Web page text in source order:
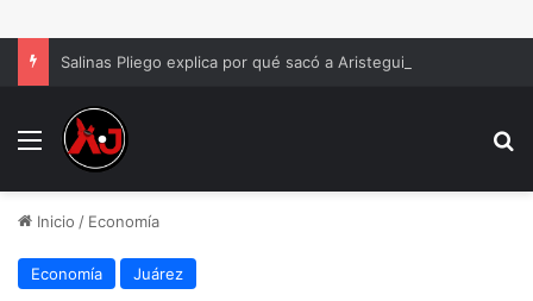
Menu
Inicio / Economía
Economía Juárez